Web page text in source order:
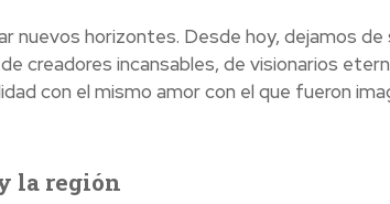
nuevos horizontes. Desde hoy, dejamos
creadores incansables, de visionarios
con el mismo amor con el que fueron
la región